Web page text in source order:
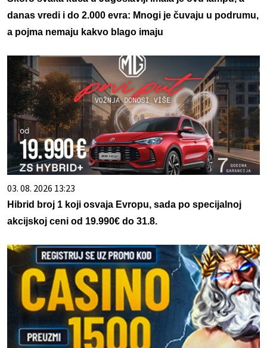
danas vredi i do 2.000 evra: Mnogi je čuvaju u podrumu,
a pojma nemaju kakvo blago imaju
03. 08. 2026 13:23
Hibrid broj 1 koji osvaja Evropu, sada po specijalnoj
akcijskoj ceni od 19.990€ do 31.8.